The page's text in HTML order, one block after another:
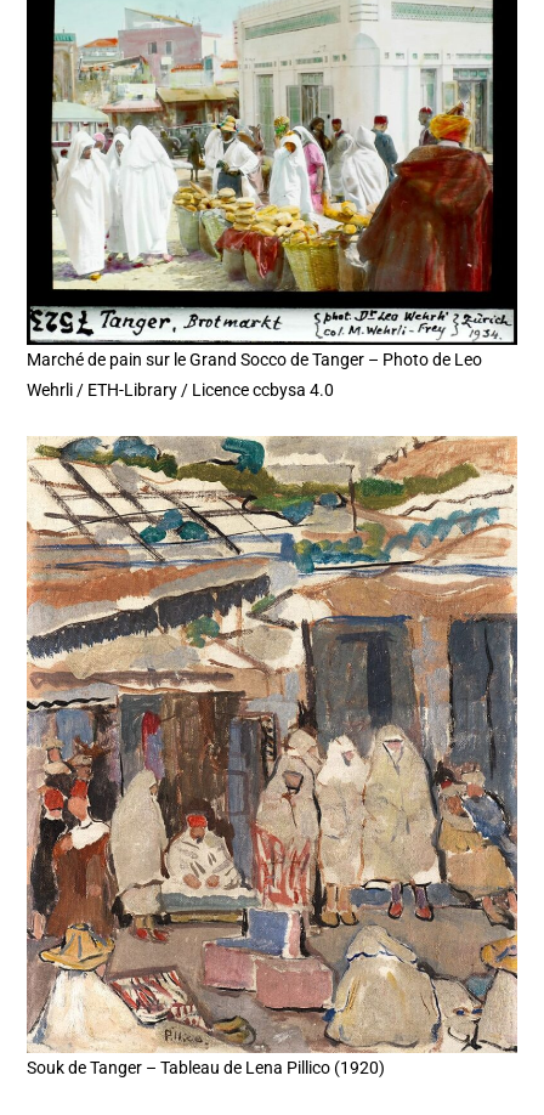
Marché de pain sur le Grand Socco de Tanger – Photo de Leo
Wehrli / ETH-Library / Licence ccbysa 4.0
Souk de Tanger – Tableau de Lena Pillico (1920)